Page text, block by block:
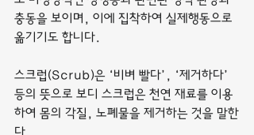
충동을 보이며, 이에 집착하여 실제행동으로
옮기기도 합니다.
스크럽(Scrub)은 ‘비벼 빨다’, ‘제거하다’
등의 뜻으로 보디 스크럽은 천연 재료를 이용
하여 몸의 각질, 노폐물을 제거하는 것을 말한
다.